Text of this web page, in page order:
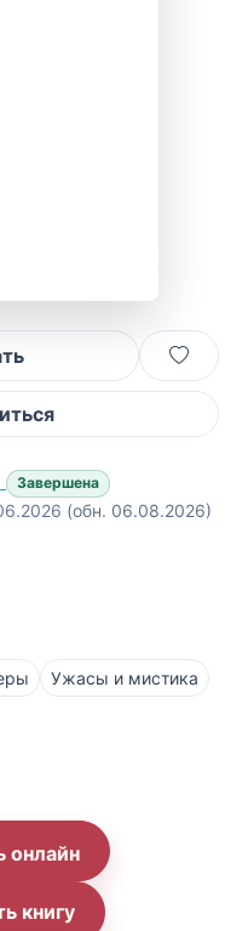
Завершена
(обн. 06.08.2026)
Ужасы и мистика
онлайн
книгу